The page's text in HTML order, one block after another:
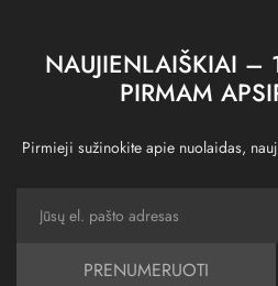
NAUJIENLAIŠKIAI –
PIRMAM
Pirmieji sužinokite apie nuolaidas,
PRENUMERUOTI